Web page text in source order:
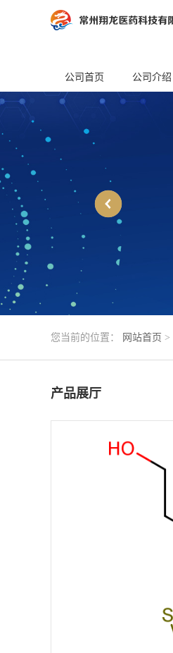
公司首页 公司介绍
您当前的位置： 网站首页 >
产品展厅